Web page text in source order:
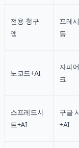
전용 청구
앱
프레
등
노코드+AI
자피
크
스프레드시
트+AI
구글
+AI